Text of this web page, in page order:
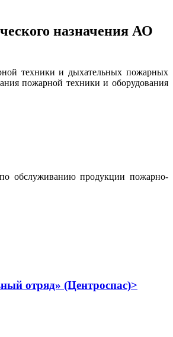
назначения АО
техники и дыхательных пожарных
пожарной техники и оборудования
обслуживанию продукции пожарно-
отряд» (Центроспас)>